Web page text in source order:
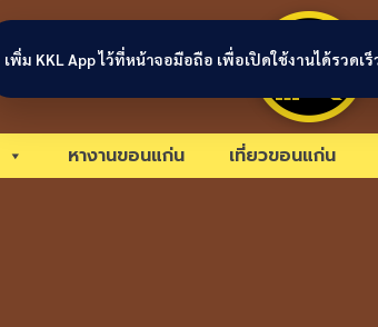
หางานขอนแก่น เที่ยวขอนแก่น
เพิ่ม KKL App ไว้ที่หน้าจอมือถือ เพื่อเปิดใช้งานได้รวดเ